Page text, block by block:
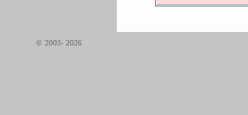
© 2003- 2026